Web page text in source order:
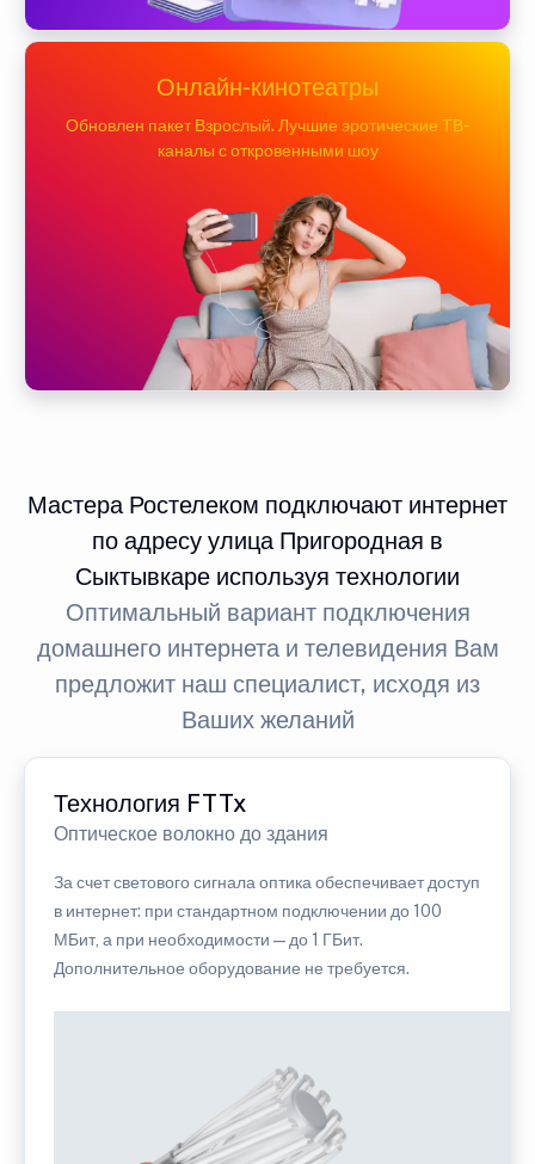
Онлайн-кинотеатры
Обновлен пакет Взрослый. Лучшие эротические ТВ-
каналы с откровенными шоу
Мастера Ростелеком подключают интернет
по адресу улица Пригородная в
Сыктывкаре используя технологии
Оптимальный вариант подключения
домашнего интернета и телевидения Вам
предложит наш специалист, исходя из
Ваших желаний
Технология FTTx
Оптическое волокно до здания
За счет светового сигнала оптика обеспечивает доступ
в интернет: при стандартном подключении до 100
МБит, а при необходимости — до 1 ГБит.
Дополнительное оборудование не требуется.